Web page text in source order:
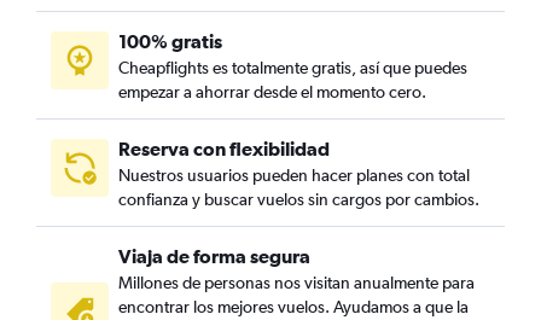
100% gratis
Cheapflights es totalmente gratis, así que puedes
empezar a ahorrar desde el momento cero.
Reserva con flexibilidad
Nuestros usuarios pueden hacer planes con total
confianza y buscar vuelos sin cargos por cambios.
Viaja de forma segura
Millones de personas nos visitan anualmente para
encontrar los mejores vuelos. Ayudamos a que la